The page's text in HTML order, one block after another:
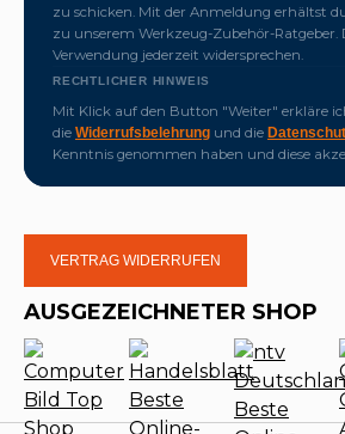
zu schicken. Mit der Anmeldung erhältst
zu unserem Werkzeug-Zubehör-Ratgeber.
Verwendung jederzeit widersprechen.
RECHTLICHER HINWEIS
Mit Klick auf den Button "Weiter" erkläre
die Widerrufsbelehrung und die
Kenntnis genommen haben und diese
VERTRAG WIDERRUFEN
AUSGEZEICHNETER SHOP